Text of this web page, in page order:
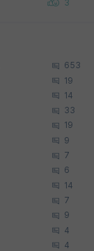
3
653
19
14
33
19
9
7
6
14
7
9
4
4